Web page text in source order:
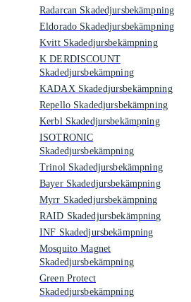
Radarcan Skadedjursbekämpning
Eldorado Skadedjursbekämpning
Kvitt Skadedjursbekämpning
K DERDISCOUNT
Skadedjursbekämpning
KADAX Skadedjursbekämpning
Repello Skadedjursbekämpning
Kerbl Skadedjursbekämpning
ISOTRONIC
Skadedjursbekämpning
Trinol Skadedjursbekämpning
Bayer Skadedjursbekämpning
Myrr Skadedjursbekämpning
RAID Skadedjursbekämpning
INF Skadedjursbekämpning
Mosquito Magnet
Skadedjursbekämpning
Green Protect
Skadedjursbekämpning